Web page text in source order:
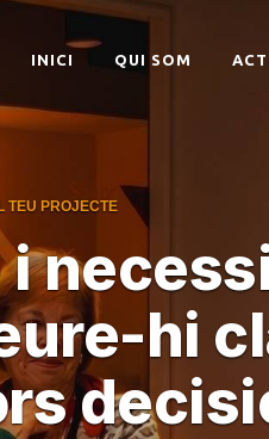
INICI QUI SOM
TEU PROJECTE
hi